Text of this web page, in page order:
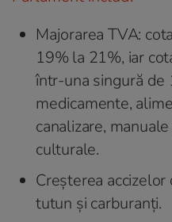
Majorarea TVA:
19% la 21%, iar
într-una singură de
medicamente,
canalizare,
culturale.
Creșterea
tutun și carburanți.